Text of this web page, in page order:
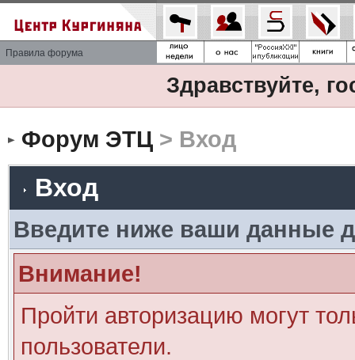
Правила форума
Здравствуйте,
Форум ЭТЦ> Вход
Вход
Введите ниже ваши данные
Внимание!
Пройти авторизацию могут
пользователи.